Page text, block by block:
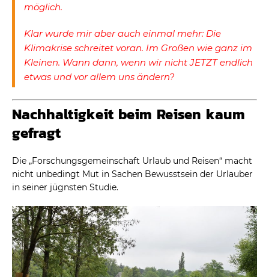
möglich.
Klar wurde mir aber auch einmal mehr: Die
Klimakrise schreitet voran. Im Großen wie ganz im
Kleinen. Wann dann, wenn wir nicht JETZT endlich
etwas und vor allem uns ändern?
Nachhaltigkeit beim Reisen kaum
gefragt
Die „Forschungsgemeinschaft Urlaub und Reisen“ macht
nicht unbedingt Mut in Sachen Bewusstsein der Urlauber
in seiner jügnsten Studie.